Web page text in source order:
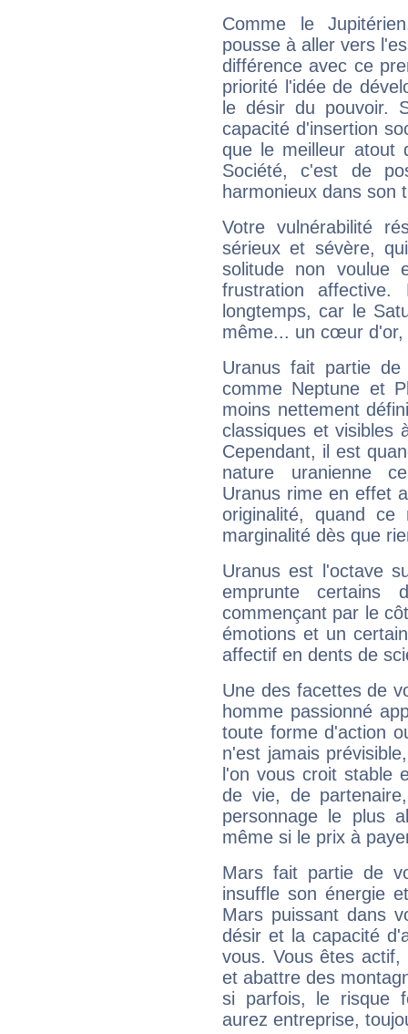
Comme le
pousse à aller vers
différence avec ce
priorité l'idée de
le désir du pouvoir.
capacité d'insertion
que le meilleur atout
Société, c'est de
harmonieux dans son
Votre vulnérabilité
sérieux et sévère,
solitude non voulue
frustration
longtemps, car le
même... un cœur d'or,
Uranus fait partie
comme Neptune et
moins nettement
classiques et visibles
Cependant, il est
nature uranienne
Uranus rime en effet
originalité, quand ce
marginalité dès que
Uranus est l'octave
emprunte
commençant par le
émotions et un
affectif en dents de
Une des facettes de
homme passionné
toute forme d'action
n'est jamais
l'on vous croit stable
de vie, de
personnage le plus
même si le prix à
Mars fait partie de
insuffle son énergie
Mars puissant dans
désir et la capacité
vous. Vous êtes
et abattre des
si parfois, le risque
aurez entreprise,